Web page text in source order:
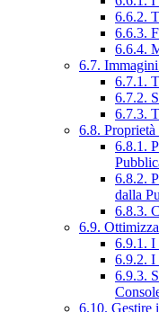
6.6.2.
6.6.3.
6.6.4.
6.7.
6.7.1.
6.7.2.
6.7.3.
6.8.
6.8.1.
6.8.2.
dalla
6.8.3.
6.9.
6.9.1. I
6.9.2. I
6.9.3.
6.10. Gestire